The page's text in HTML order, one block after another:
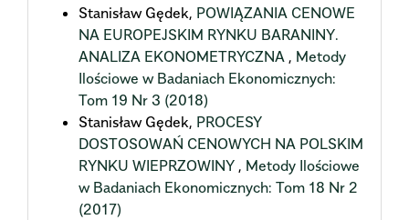
Stanisław Gędek, POWIĄZANIA CENOWE
NA EUROPEJSKIM RYNKU BARANINY.
ANALIZA EKONOMETRYCZNA , Metody
Ilościowe w Badaniach Ekonomicznych:
Tom 19 Nr 3 (2018)
Stanisław Gędek, PROCESY
DOSTOSOWAŃ CENOWYCH NA POLSKIM
RYNKU WIEPRZOWINY , Metody Ilościowe
w Badaniach Ekonomicznych: Tom 18 Nr 2
(2017)